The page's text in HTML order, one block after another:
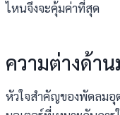
ไหนจึงจะคุ้มค่าที่สุด
ความต่างด้า
หัวใจสำคัญของพัดลมอุ